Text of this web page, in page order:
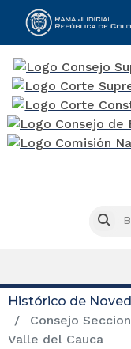
Histórico de
Consejo
Valle del Cauca